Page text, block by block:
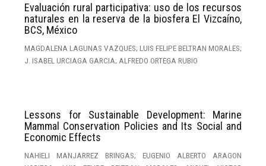
Evaluación rural participativa: uso de los recursos
naturales en la reserva de la biosfera El Vizcaíno,
BCS, México
MAGDALENA LAGUNAS VAZQUES; LUIS FELIPE BELTRAN MORALES;
J. ISABEL URCIAGA GARCIA; ALFREDO ORTEGA RUBIO
Lessons for Sustainable Development: Marine
Mammal Conservation Policies and Its Social and
Economic Effects
NAHIELI MANJARREZ BRINGAS; EUGENIO ALBERTO ARAGON